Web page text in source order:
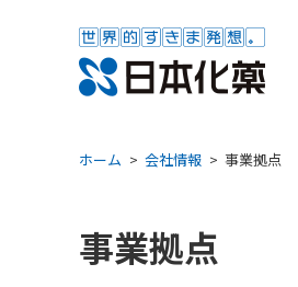
ホーム 会社情報 事業拠点
事業拠点